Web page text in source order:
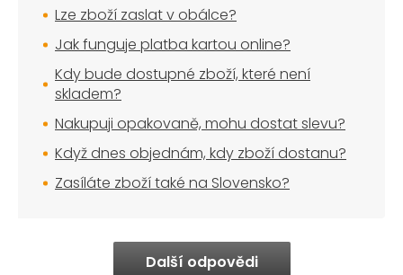
Lze zboží zaslat v obálce?
Jak funguje platba kartou online?
Kdy bude dostupné zboží, které není
skladem?
Nakupuji opakovaně, mohu dostat slevu?
Když dnes objednám, kdy zboží dostanu?
Zasíláte zboží také na Slovensko?
Další odpovědi